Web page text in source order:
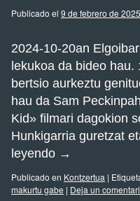
Publicado el 9 de febrero de 2025
2024-10-20an
lekukoa da bideo
bertsio aurkeztu
hau da Sam
Kid» filmari dagokion
Hunkigarria guretzat
leyendo →
Publicado en Kontzertua |
makurtu gabe | Deja un